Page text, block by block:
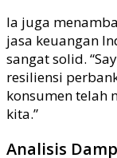
Ia juga
jasa keuangan
sangat solid.
resiliensi
konsumen telah
kita.”
Analisis